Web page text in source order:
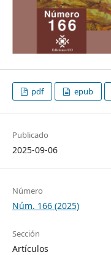
pdf epub
Publicado
2025-09-06
Número
Núm. 166 (2025)
Sección
Artículos